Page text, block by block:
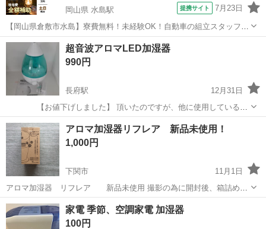
岡山県 水島駅
提携サイト 7月23日
【岡山県倉敷市水島】寮費無料！未経験OK！自動車の組立スタッフ
《お仕事No.NS0089》 お仕事について 車の組立作業です。専用レール
に乗って流れてくる車の骨組みに、車内外の各部品・ハンドル・足回
り・ドア・シートなどの各...
岡山 倉敷市 水島駅
超音波アロマLED加湿器
990円
長府駅
12月31日
【お値下げしました】 頂いたのですが、他に使用しているも
のが有るため出品しました。 新品未使用です。 撮影のため開封しまし
た。 ・突然の削除があるかも知れません。
山口 下関市 長府駅 季節、空調家電 LED
アロマ加湿器リフレア 新品未使用！
1,000円
下関市
11月1日
アロマ加湿器 リフレア 新品未使用 撮影の為に開封後、箱詰めし
ました。 我が家では不要なので必要な方にお譲りします。
山口 下関市 季節、空調家電 リフレア
家電 季節、空調家電 加湿器
100円